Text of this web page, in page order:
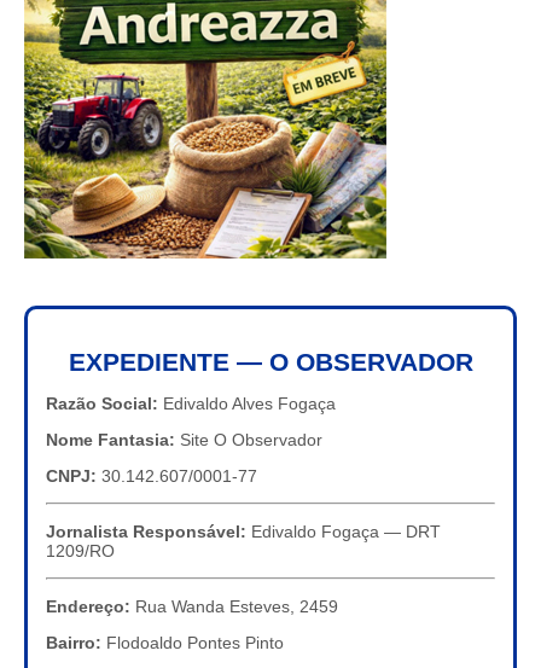
EXPEDIENTE — O OBSERVADOR
Razão Social: Edivaldo Alves Fogaça
Nome Fantasia: Site O Observador
CNPJ: 30.142.607/0001-77
Jornalista Responsável: Edivaldo Fogaça — DRT
1209/RO
Endereço: Rua Wanda Esteves, 2459
Bairro: Flodoaldo Pontes Pinto